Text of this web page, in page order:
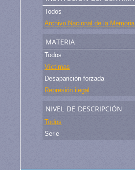
Todos
Archivo Nacional de la Memoria
materia
Todos
Víctimas
Desaparición forzada
Represión ilegal
nivel de descripción
Todos
Serie